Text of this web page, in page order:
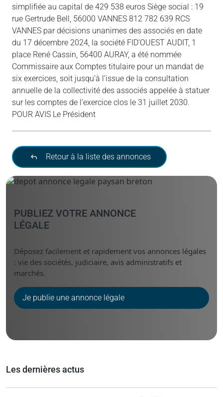
simplifiée au capital de 429 538 euros Siège social : 19
rue Gertrude Bell, 56000 VANNES 812 782 639 RCS
VANNES par décisions unanimes des associés en date
du 17 décembre 2024, la société FID’OUEST AUDIT, 1
place René Cassin, 56400 AURAY, a été nommée
Commissaire aux Comptes titulaire pour un mandat de
six exercices, soit jusqu’à l’issue de la consultation
annuelle de la collectivité des associés appelée à statuer
sur les comptes de l’exercice clos le 31 juillet 2030.
POUR AVIS Le Président
Retour à la liste des annonces
PUBLIEZ VOTRE ANNONCE
LÉGALE
Déposez facilement et rapidement vos annonces légales
: vie des sociétés, judiciaire, avis administratifs et
marchés.
Je publie une annonce légale
Les dernières actus